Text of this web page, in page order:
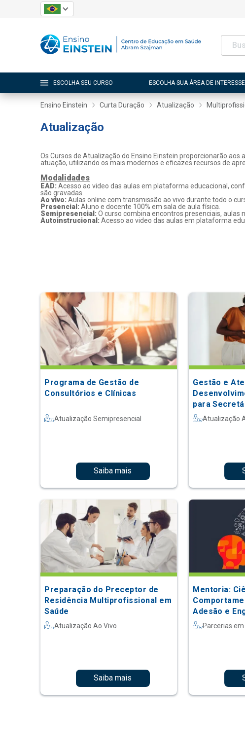
ESCOLHA SEU CURSO ESCOLHA SUA ÁREA DE INTERESSE
Ensino Einstein Curta Duração Atualização
Atualização
Os Cursos de Atualização do Ensino Einstein proporcionarão
atuação, utilizando os mais modernos e eficazes recursos de
Modalidades
EAD:Acesso ao video das aulas em plataforma educacional,
são gravadas.
Ao vivo: Aulas online com transmissão ao vivo durante todo o
Presencial:Aluno e docente 100% em sala de aula física.
Semipresencial:O curso combina encontros presenciais, aulas
Autoinstrucional:Acesso ao video das aulas em plataforma
Programa de Gestão de
Consultórios e Clínicas
Atualização Semipresencial
Saiba mais
Gestão e
para
Atualização
Preparação do Preceptor de
Residência Multiprofissional em
Saúde
Atualização Ao Vivo
Saiba mais
Mentoria:
Adesão e
Pacientes
Parcerias